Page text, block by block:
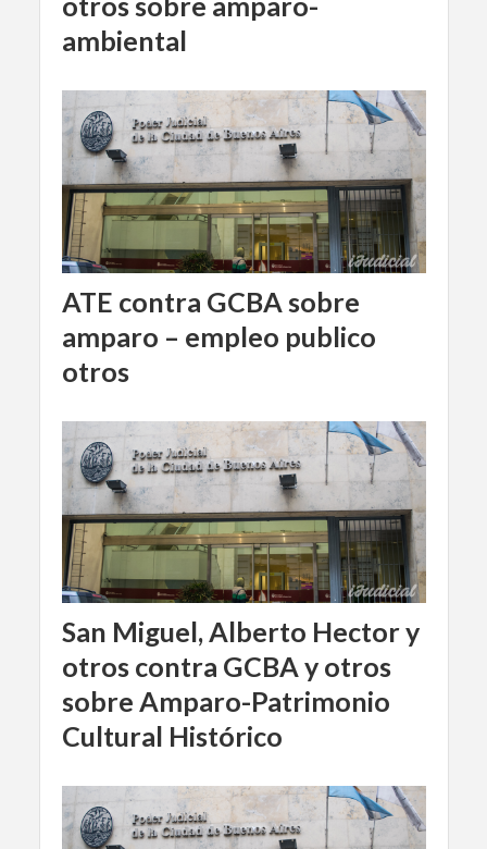
ambiental
ATE contra GCBA sobre
amparo – empleo publico
otros
San Miguel, Alberto Hector y
otros contra GCBA y otros
sobre Amparo-Patrimonio
Cultural Histórico